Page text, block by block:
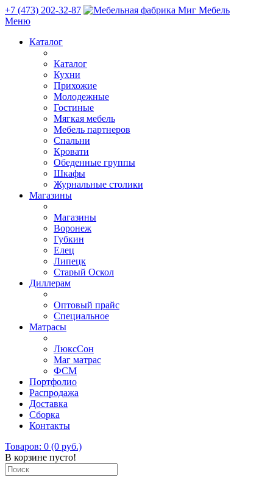
+7 (473) 202-32-87
Меню
Каталог
Каталог
Кухни
Прихожие
Молодежные
Гостиные
Мягкая мебель
Мебель партнеров
Спальни
Кровати
Обеденные группы
Шкафы
Журнальные столики
Магазины
Магазины
Воронеж
Губкин
Елец
Липецк
Старый Оскол
Диллерам
Оптовый прайс
Специальное
Матрасы
ЛюксСон
Маг матрас
ФСМ
Портфолио
Распродажа
Доставка
Сборка
Контакты
Товаров: 0 (0 руб.)
В корзине пусто!